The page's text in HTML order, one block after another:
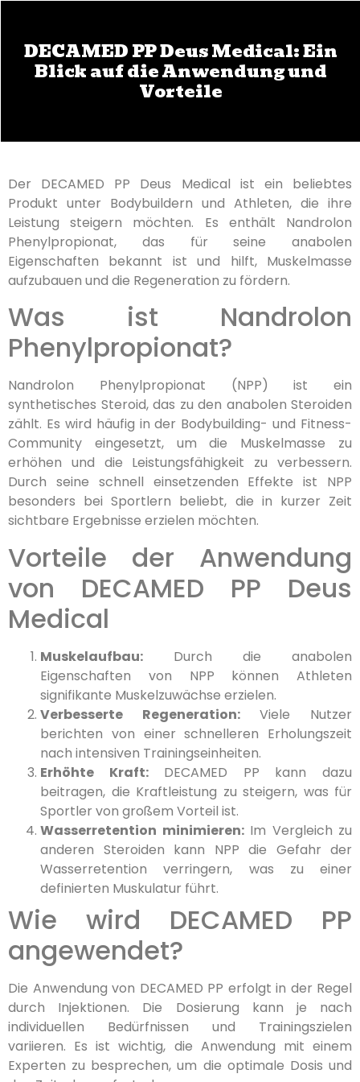
DECAMED PP Deus Medical: Ein
Blick auf die Anwendung und
Vorteile
Der DECAMED PP Deus Medical ist ein beliebtes
Produkt unter Bodybuildern und Athleten, die ihre
Leistung steigern möchten. Es enthält Nandrolon
Phenylpropionat, das für seine anabolen
Eigenschaften bekannt ist und hilft, Muskelmasse
aufzubauen und die Regeneration zu fördern.
Was ist Nandrolon
Phenylpropionat?
Nandrolon Phenylpropionat (NPP) ist ein
synthetisches Steroid, das zu den anabolen Steroiden
zählt. Es wird häufig in der Bodybuilding- und Fitness-
Community eingesetzt, um die Muskelmasse zu
erhöhen und die Leistungsfähigkeit zu verbessern.
Durch seine schnell einsetzenden Effekte ist NPP
besonders bei Sportlern beliebt, die in kurzer Zeit
sichtbare Ergebnisse erzielen möchten.
Vorteile der Anwendung
von DECAMED PP Deus
Medical
Muskelaufbau: Durch die anabolen
Eigenschaften von NPP können Athleten
signifikante Muskelzuwächse erzielen.
Verbesserte Regeneration:Viele Nutzer
berichten von einer schnelleren Erholungszeit
nach intensiven Trainingseinheiten.
Erhöhte Kraft:DECAMED PP kann dazu
beitragen, die Kraftleistung zu steigern, was für
Sportler von großem Vorteil ist.
Wasserretention minimieren:Im Vergleich zu
anderen Steroiden kann NPP die Gefahr der
Wasserretention verringern, was zu einer
definierten Muskulatur führt.
Wie wird DECAMED PP
angewendet?
Die Anwendung von DECAMED PP erfolgt in der Regel
durch Injektionen. Die Dosierung kann je nach
individuellen Bedürfnissen und Trainingszielen
variieren. Es ist wichtig, die Anwendung mit einem
Experten zu besprechen, um die optimale Dosis und